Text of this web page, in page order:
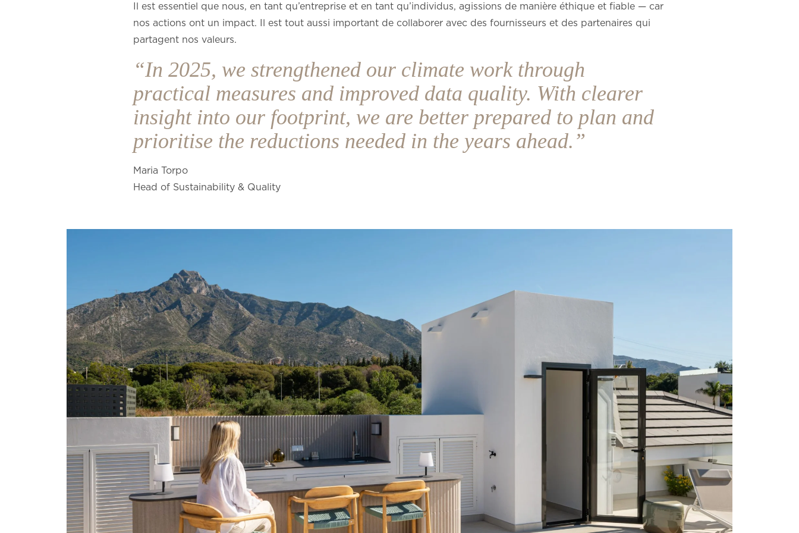
Il est essentiel que nous, en tant qu’entreprise et en tant qu’individus, agissions de manière éthique et fiable — car
nos actions ont un impact. Il est tout aussi important de collaborer avec des fournisseurs et des partenaires qui
partagent nos valeurs.
“In 2025, we strengthened our climate work through
practical measures and improved data quality. With clearer
insight into our footprint, we are better prepared to plan and
prioritise the reductions needed in the years ahead.”
Maria Torpo
Head of Sustainability & Quality